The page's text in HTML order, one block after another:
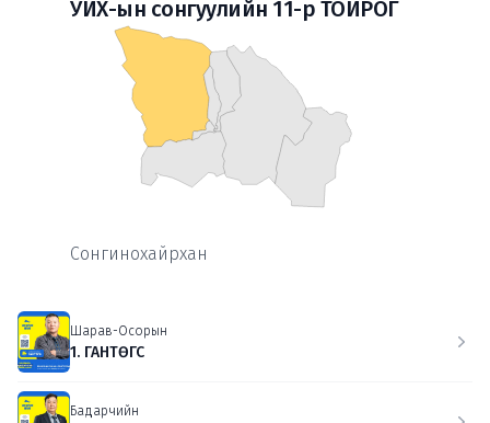
УИХ-ын сонгуулийн 11-р ТОЙРОГ
Сонгинохайрхан
Шарав-Осорын
1. ГАНТӨГС
Бадарчийн